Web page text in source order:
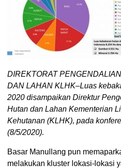
DIREKTORAT
DAN LAHAN KLHK–Luas
2020 disampaikan Direktur
Hutan dan Lahan Kementerian
Kehutanan (KLHK), pada
(8/5/2020).
Basar Manullang pun
melakukan kluster lokasi-lokasi